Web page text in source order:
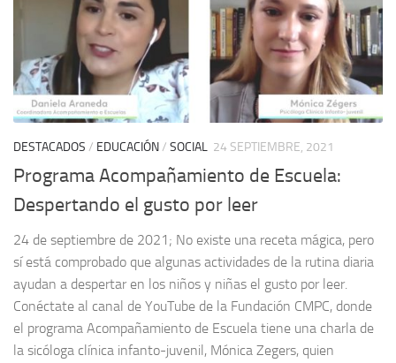
DESTACADOS / EDUCACIÓN/ SOCIAL 24 SEPTIEMBRE, 2021
Programa Acompañamiento de Escuela:
Despertando el gusto por leer
24 de septiembre de 2021; No existe una receta mágica, pero
sí está comprobado que algunas actividades de la rutina diaria
ayudan a despertar en los niños y niñas el gusto por leer.
Conéctate al canal de YouTube de la Fundación CMPC, donde
el programa Acompañamiento de Escuela tiene una charla de
la sicóloga clínica infanto-juvenil, Mónica Zegers, quien